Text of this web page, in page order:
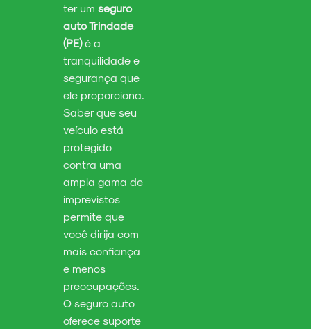
ter um seguro
auto Trindade
(PE)é a
tranquilidade e
segurança que
ele proporciona.
Saber que seu
veículo está
protegido
contra uma
ampla gama de
imprevistos
permite que
você dirija com
mais confiança
e menos
preocupações.
O seguro auto
oferece suporte